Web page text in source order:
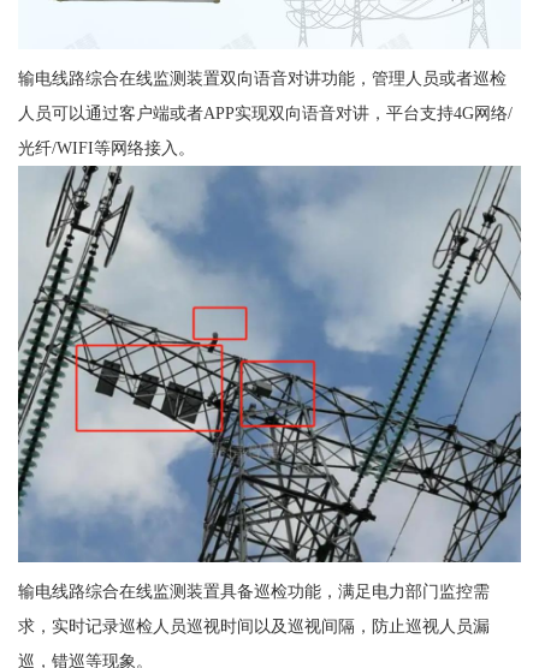
输电线路综合在线监测装置双向语音对讲功能，管理人员或者巡检
人员可以通过客户端或者APP实现双向语音对讲，平台支持4G网络/
光纤/WIFI等网络接入。
输电线路综合在线监测装置具备巡检功能，满足电力部门监控需
求，实时记录巡检人员巡视时间以及巡视间隔，防止巡视人员漏
巡，错巡等现象。